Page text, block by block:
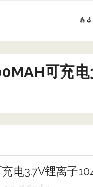
အိမ်
可充
电3.7V锂离子